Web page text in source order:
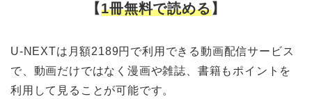
【1冊無料で読める】
U-NEXTは月額2189円で利用できる動画配信サービス
で、動画だけではなく漫画や雑誌、書籍もポイントを
利用して見ることが可能です。